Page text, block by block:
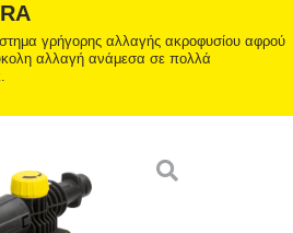
γρήγορης αλλαγής ακροφυσίου αφρού
αλλαγή ανάμεσα σε πολλά